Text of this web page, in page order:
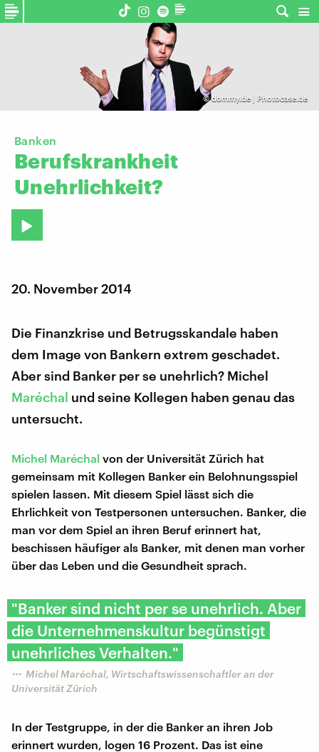
©dommy.de | Photocase.de
Banken
Berufskrankheit
Unehrlichkeit?
20. November 2014
Die Finanzkrise und Betrugsskandale haben
dem Image von Bankern extrem geschadet.
Aber sind Banker per se unehrlich? Michel
Maréchal und seine Kollegen haben genau das
untersucht.
Michel Maréchal von der Universität Zürich hat
gemeinsam mit Kollegen Banker ein Belohnungsspiel
spielen lassen. Mit diesem Spiel lässt sich die
Ehrlichkeit von Testpersonen untersuchen. Banker, die
man vor dem Spiel an ihren Beruf erinnert hat,
beschissen häufiger als Banker, mit denen man vorher
über das Leben und die Gesundheit sprach.
"Banker sind nicht per se unehrlich. Aber
die Unternehmenskultur begünstigt
unehrliches Verhalten."
Michel Maréchal, Wirtschaftswissenschaftler an der
Universität Zürich
In der Testgruppe, in der die Banker an ihren Job
erinnert wurden, logen 16 Prozent. Das ist eine